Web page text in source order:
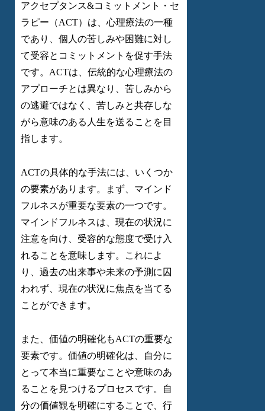
アクセプタンス&コミットメント・セ
ラピー（ACT）は、心理療法の一種
であり、個人の苦しみや困難に対し
て受容とコミットメントを促す手法
です。ACTは、伝統的な心理療法の
アプローチとは異なり、苦しみから
の逃避ではなく、苦しみと共存しな
がら意味のある人生を送ることを目
指します。
ACTの具体的な手法には、いくつか
の要素があります。まず、マインド
フルネスが重要な要素の一つです。
マインドフルネスは、現在の状況に
注意を向け、受容的な態度で受け入
れることを意味します。これによ
り、過去の出来事や未来の予測に囚
われず、現在の状況に焦点を当てる
ことができます。
また、価値の明確化もACTの重要な
要素です。価値の明確化は、自分に
とって本当に重要なことや意味のあ
ることを見つけるプロセスです。自
分の価値観を明確にすることで、行